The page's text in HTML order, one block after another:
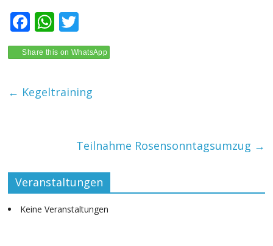
F
ac
e
o
W
h
at
A
w
itt
Share this on WhatsApp
← Kegeltraining
Teilnahme Rosensonntagsumzug →
Veranstaltungen
Keine Veranstaltungen